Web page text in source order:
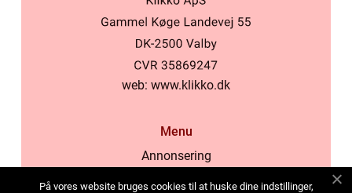
web: www.klikko.dk
Menu
Annonsering
På vores website bruges cookies til at huske dine indstillinger,